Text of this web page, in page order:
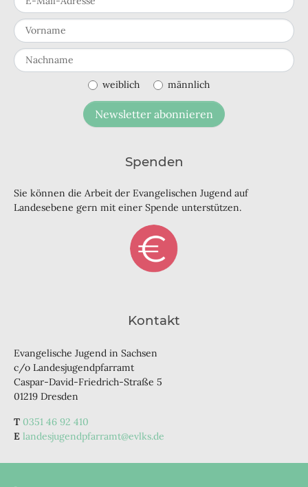
weiblich männlich
Newsletter abonnieren
Spenden
Sie können die Arbeit der Evangelischen Jugend auf
Landesebene gern mit einer Spende unterstützen.
Kontakt
Evangelische Jugend in Sachsen
c/o Landesjugendpfarramt
Caspar-David-Friedrich-Straße 5
01219 Dresden
0351 46 92 410
landesjugendpfarramt@evlks.de